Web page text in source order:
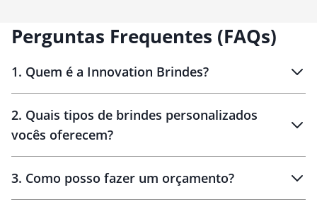
Perguntas Frequentes (FAQs)
1. Quem é a Innovation Brindes?
Brindes personalizados
2. Quais tipos de brindes personalizados
vocês oferecem?
3. Como posso fazer um orçamento?